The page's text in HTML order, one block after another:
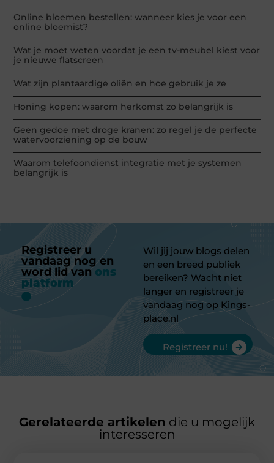
Online bloemen bestellen: wanneer kies je voor een
online bloemist?
Wat je moet weten voordat je een tv-meubel kiest voor
je nieuwe flatscreen
Wat zijn plantaardige oliën en hoe gebruik je ze
Honing kopen: waarom herkomst zo belangrijk is
Geen gedoe met droge kranen: zo regel je de perfecte
watervoorziening op de bouw
Waarom telefoondienst integratie met je systemen
belangrijk is
Registreer u
vandaag nog en
word lid van ons
platform
Wil jij jouw blogs delen
en een breed publiek
bereiken? Wacht niet
langer en registreer je
vandaag nog op Kings-
place.nl
Registreer nu!
Gerelateerde artikelen die u mogelijk
interesseren